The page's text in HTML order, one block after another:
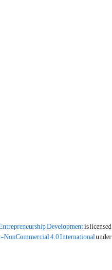
Developmentis licensed
under
4.0 International